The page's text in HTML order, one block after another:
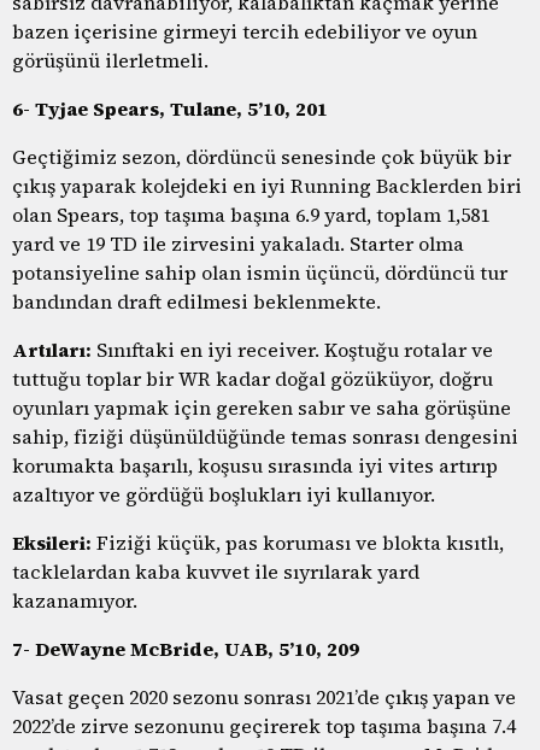
bazen içerisine girmeyi tercih edebiliyor ve oyun
görüşünü ilerletmeli.
6- Tyjae Spears, Tulane, 5’10, 201
Geçtiğimiz sezon, dördüncü senesinde çok büyük bir
çıkış yaparak kolejdeki en iyi Running Backlerden biri
olan Spears, top taşıma başına 6.9 yard, toplam 1,581
yard ve 19 TD ile zirvesini yakaladı. Starter olma
potansiyeline sahip olan ismin üçüncü, dördüncü tur
bandından draft edilmesi beklenmekte.
Artıları: Sınıftaki en iyi receiver. Koştuğu rotalar ve
tuttuğu toplar bir WR kadar doğal gözüküyor, doğru
oyunları yapmak için gereken sabır ve saha görüşüne
sahip, fiziği düşünüldüğünde temas sonrası dengesini
korumakta başarılı, koşusu sırasında iyi vites artırıp
azaltıyor ve gördüğü boşlukları iyi kullanıyor.
Eksileri: Fiziği küçük, pas koruması ve blokta kısıtlı,
tacklelardan kaba kuvvet ile sıyrılarak yard
kazanamıyor.
7- DeWayne McBride, UAB, 5’10, 209
Vasat geçen 2020 sezonu sonrası 2021’de çıkış yapan ve
2022’de zirve sezonunu geçirerek top taşıma başına 7.4